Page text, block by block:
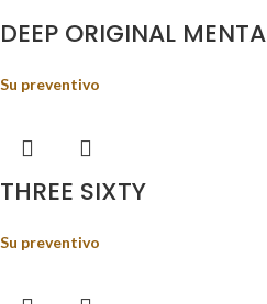
DEEP ORIGINAL MENTA
Su preventivo
THREE SIXTY
Su preventivo